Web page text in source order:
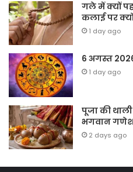
गले में क्यों
कलाई पर
1 day ago
6 अगस्त
1 day ago
पूजा की
भगवान गणेश
2 days ago